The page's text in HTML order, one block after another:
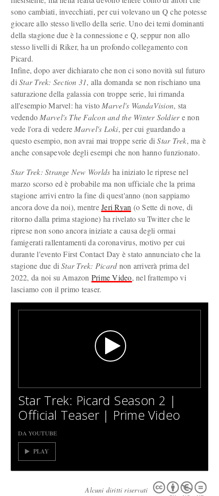
sono cambiati, invecchiati, per cui volevano un Q che potesse
giocare allo stesso livello della serie. Uno dei temi dominanti
della stagione due è la connessione e Q, seppur non allo
stesso livelli di Riker, ha un profondo collegamento con
Picard.
Infine, dopo aver dichiarato che non ci sono novità sul futuro
diStar Trek: Section 31, alla domanda se non rischiano una
saturazione della galassia con troppe serie, lui rimanda
all'esempio Marvel: ha visto Marvel's WandaVision, sta
vedendo Marvel's The Falcon and the Winter Soldiere non
vede l'ora di vedere Marvel's Loki, per cui guardando a
questo esempio, non avrai mai troppe serie diStar Trek, ma è
anche consapevole degli esempi che non hanno funzionato.
Star Trek: Strange New Worlds ha iniziato le riprese nel
marzo scorso ed è probabile ma non ufficiale che la prima
stagione arrivi entro la fine di quest'anno (non sappiamo
ancora dove da noi), mentreJeri Ryan (o Sette di nove, di
ritorno dalla prima stagione) ha rivelato su Twitter che le
riprese non sono ancora iniziate a causa degli ormai
famigerati rallentamenti da coronavirus, motivo per cui
durante l'evento First Contact Day è stato annunciato che la
stagione due diStar Trek: Picardnon arriverà prima del
2022, da noi su Amazon Prime Video, nel frattempo vi
lasciamo con il primo teaser.
Star Trek: Picard Season 2 |
Official Teaser | Prime Video
DA YOUTUBE
PLAY
Alcuni diritti riservati